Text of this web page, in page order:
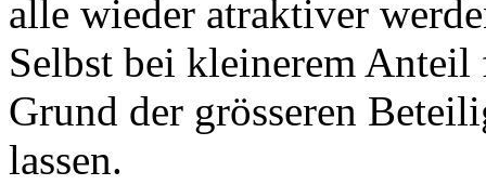
alle wieder atraktiver
Selbst bei kleinerem
Grund der grösseren
lassen.